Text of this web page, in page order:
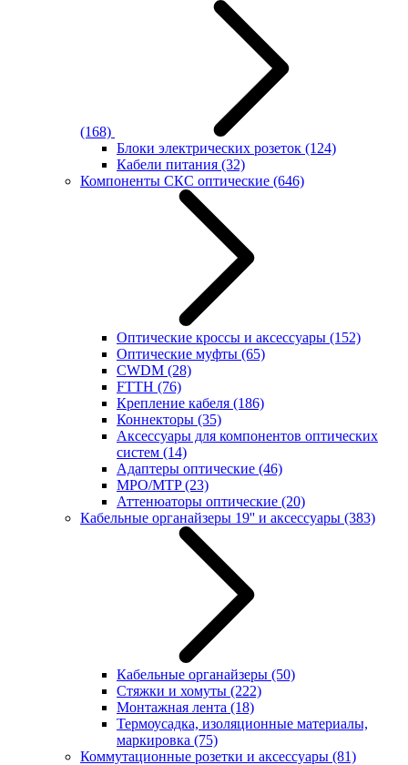
(168)
Блоки электрических розеток (124)
Кабели питания (32)
Компоненты СКС оптические (646)
Оптические кроссы и аксессуары (152)
Оптические муфты (65)
CWDM (28)
FTTH (76)
Крепление кабеля (186)
Коннекторы (35)
Аксессуары для компонентов оптических
систем (14)
Адаптеры оптические (46)
MPO/MTP(23)
Аттенюаторы оптические (20)
Кабельные органайзеры 19'' и аксессуары (383)
Кабельные органайзеры (50)
Стяжки и хомуты (222)
Монтажная лента (18)
Термоусадка, изоляционные материалы,
маркировка (75)
Коммутационные розетки и аксессуары (81)